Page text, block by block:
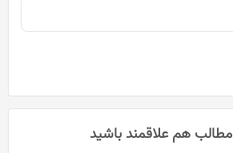
هم علاقمند باشید